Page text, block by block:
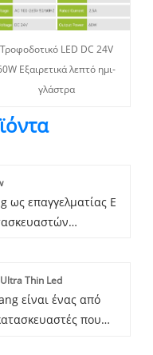
Τροφοδοτικό LED DC 24V
Εξαιρετικά λεπτό ημι-
γλάστρα
ως επαγγελματίας Ε
μας είναι πολύ
λειτουργία, πολύ
οικονομικά
Thin Led
είναι ένας από
που